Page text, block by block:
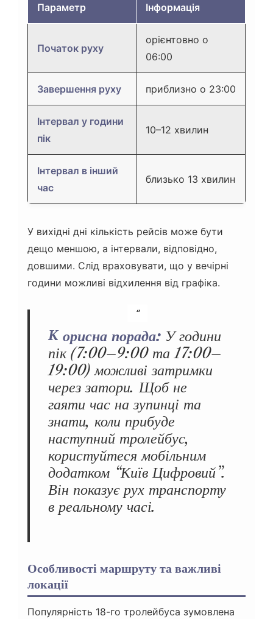
Параметр Інформація
Початок руху
орієнтовно о
06:00
Завершення руху приблизно о 23:00
Інтервал у години
пік
10–12 хвилин
Інтервал в інший
час
близько 13 хвилин
У вихідні дні кількість рейсів може бути
дещо меншою, а інтервали, відповідно,
довшими. Слід враховувати, що у вечірні
години можливі відхилення від графіка.
Корисна порада: У години
пік (7:00–9:00 та 17:00–
19:00) можливі затримки
через затори. Щоб не
гаяти час на зупинці та
знати, коли прибуде
наступний тролейбус,
користуйтеся мобільним
додатком “Київ Цифровий”.
Він показує рух транспорту
в реальному часі.
Особливості маршруту та важливі
локації
Популярність 18-го тролейбуса зумовлена